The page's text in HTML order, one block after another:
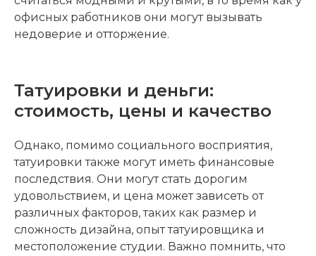
офисных работников они могут вызывать
недоверие и отторжение.
Татуировки и деньги:
стоимость, цены и качество
Однако, помимо социального восприятия,
татуировки также могут иметь финансовые
последствия. Они могут стать дорогим
удовольствием, и цена может зависеть от
различных факторов, таких как размер и
сложность дизайна, опыт татуировщика и
местоположение студии. Важно помнить, что